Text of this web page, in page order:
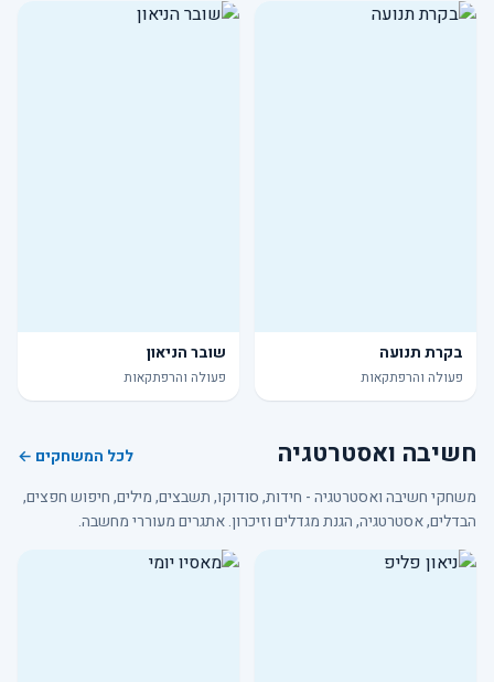
בקרת תנועה
פעולה והרפתקאות
שובר הניאון
פעולה והרפתקאות
חשיבה ואסטרטגיה
לכל המשחקים ←
משחקי חשיבה ואסטרטגיה - חידות, סודוקו, תשבצים, מילים, חיפוש חפצים,
הבדלים, אסטרטגיה, הגנת מגדלים וזיכרון. אתגרים מעוררי מחשבה.